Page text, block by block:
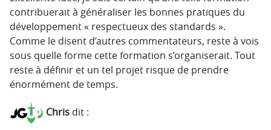
contribuerait à généraliser les bonnes pratiques du
développement « respectueux des standards ».
Comme le disent d’autres commentateurs, reste à vois
sous quelle forme cette formation s’organiserait. Tout
reste à définir et un tel projet risque de prendre
énormément de temps.
Chris dit :